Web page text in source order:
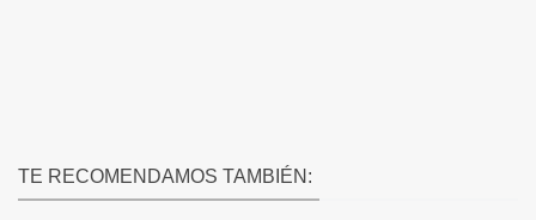
TE RECOMENDAMOS TAMBIÉN: